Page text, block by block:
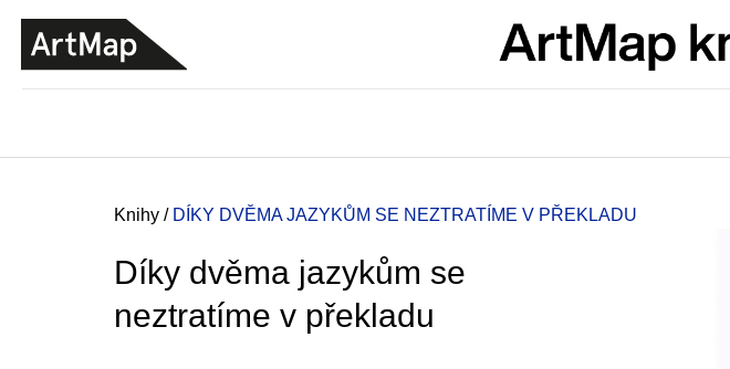
Domů
Knihy / DÍKY DVĚMA JAZYKŮM SE NEZTRATÍME V PŘEKLADU
Díky dvěma jazykům se
neztratíme v překladu
ZPĚT
DO
OBCHODU
ZPĚT
DO
OBCHODU